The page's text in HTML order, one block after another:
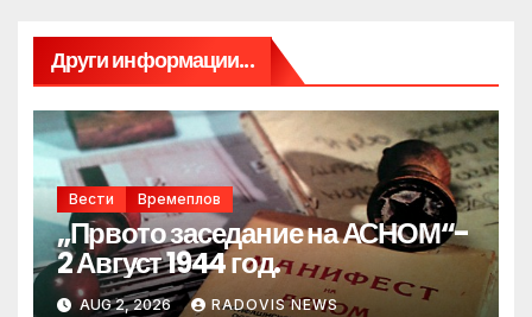
Други информации...
Вести Времеплов
„Првото заседание на АСНОМ“-
2 Август 1944 год.
AUG 2, 2026 RADOVIS NEWS